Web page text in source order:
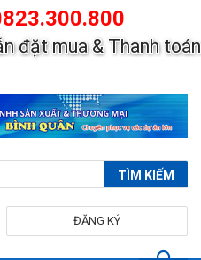
đặt mua & Thanh toán
TÌM KIẾM
ĐĂNG KÝ